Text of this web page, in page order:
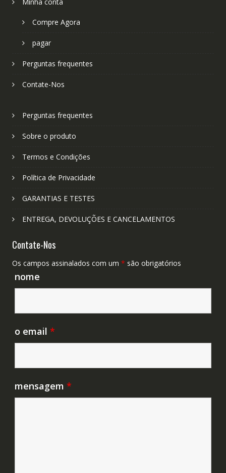
Compre Agora
pagar
Perguntas frequentes
Contate-Nos
Perguntas frequentes
Sobre o produto
Termos e Condições
Política de Privacidade
GARANTIAS E TESTES
ENTREGA, DEVOLUÇÕES E CANCELAMENTOS
Contate-Nos
Os campos assinalados com um * são obrigatórios
nome
o email *
mensagem *